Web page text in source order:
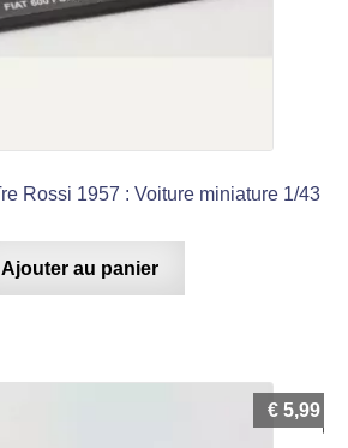
Rossi 1957 : Voiture miniature 1/43
Ajouter au panier
€ 5,99